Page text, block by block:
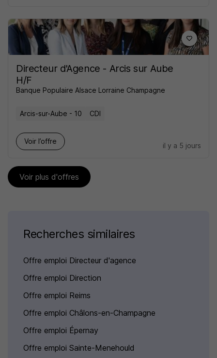
Directeur d'Agence - Arcis sur Aube
H/F
Banque Populaire Alsace Lorraine Champagne
Arcis-sur-Aube - 10 CDI
Voir l’offre
il y a 5 jours
Voir plus d'offres
Recherches similaires
Offre emploi Directeur d'agence
Offre emploi Direction
Offre emploi Reims
Offre emploi Châlons-en-Champagne
Offre emploi Épernay
Offre emploi Sainte-Menehould